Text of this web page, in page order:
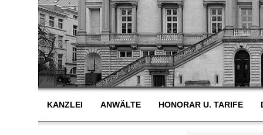
KANZLEI ANWÄLTE HONORAR U. TARIFE